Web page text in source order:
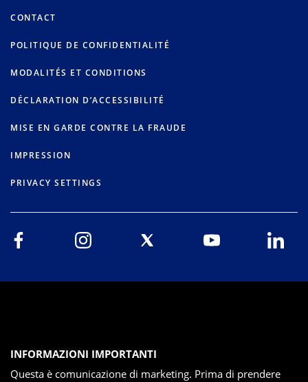
CONTACT
POLITIQUE DE CONFIDENTIALITÉ
MODALITÉS ET CONDITIONS
DÉCLARATION D’ACCESSIBILITÉ
MISE EN GARDE CONTRE LA FRAUDE
IMPRESSION
PRIVACY SETTINGS
INFORMAZIONI IMPORTANTI
Questa è comunicazione di marketing. Prima di prendere